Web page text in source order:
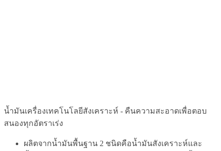
น้ำมันเครื่องเทคโนโลยีสังเคราะห์ - คืนความสะอาดเพื่อตอบ
สนองทุกอัตราเร่ง
ผลิตจากน้ำมันพื้นฐาน 2 ชนิดคือน้ำมันสังเคราะห์และ